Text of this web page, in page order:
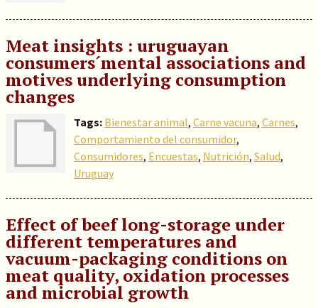
Meat insights : uruguayan
consumers´mental associations and
motives underlying consumption
changes
Tags: Bienestar animal, Carne vacuna, Carnes,
Comportamiento del consumidor,
Consumidores, Encuestas, Nutrición, Salud,
Uruguay
Effect of beef long-storage under
different temperatures and
vacuum-packaging conditions on
meat quality, oxidation processes
and microbial growth